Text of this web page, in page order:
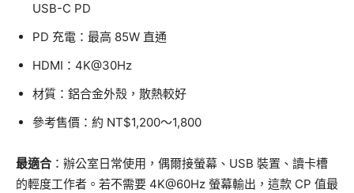
USB-C PD
PD 充電：最高 85W 直通
HDMI：4K@30Hz
材質：鋁合金外殼，散熱較好
參考售價：約 NT$1,200～1,800
最適合 ：辦公室日常使用，偶爾接螢幕、USB 裝置、讀卡槽
的輕度工作者。若不需要 4K@60Hz 螢幕輸出，這款 CP 值最